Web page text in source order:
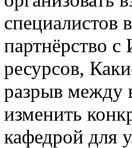
специалистов
партнёрство
ресурсов,
разрыв между
изменить
кафедрой для